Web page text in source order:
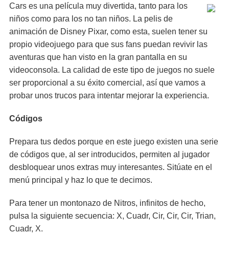
Cars es una película muy divertida, tanto para los
niños como para los no tan niños. La pelis de
animación de Disney Pixar, como esta, suelen tener su
propio videojuego para que sus fans puedan revivir las
aventuras que han visto en la gran pantalla en su
videoconsola. La calidad de este tipo de juegos no suele
ser proporcional a su éxito comercial, así que vamos a
probar unos trucos para intentar mejorar la experiencia.
Códigos
Prepara tus dedos porque en este juego existen una serie
de códigos que, al ser introducidos, permiten al jugador
desbloquear unos extras muy interesantes. Sitúate en el
menú principal y haz lo que te decimos.
Para tener un montonazo de Nitros, infinitos de hecho,
pulsa la siguiente secuencia: X, Cuadr, Cir, Cir, Cir, Trian,
Cuadr, X.